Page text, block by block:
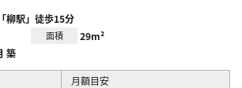
柳駅」徒歩15分
面積 29m²
築
月額目安